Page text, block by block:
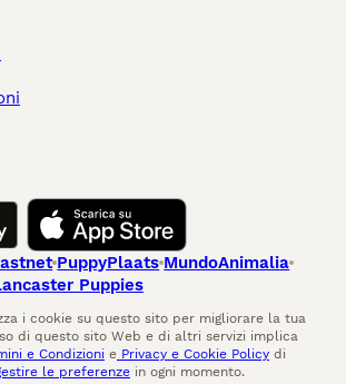
PuppyPlaats MundoAnimalia
Puppies
i cookie su questo sito per migliorare la tua
di questo sito Web e di altri servizi implica
e Condizioni e Privacy e Cookie Policy di
le preferenze in ogni momento.